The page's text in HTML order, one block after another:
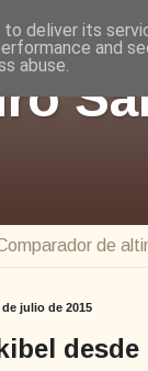
de
julio de 2015
deliver its
and
abuse.